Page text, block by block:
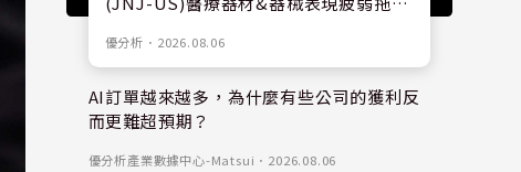
優分析 ． 2026.08.06
AI訂單越來越多，為什麼有些公司的獲利反
而更難超預期？
優分析產業數據中心-Matsui ． 2026.08.06